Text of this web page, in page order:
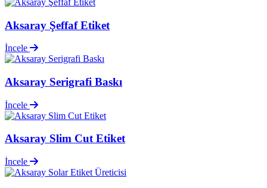
Aksaray Şeffaf Etiket
İncele
Aksaray Serigrafi Baskı
İncele
Aksaray Slim Cut Etiket
İncele